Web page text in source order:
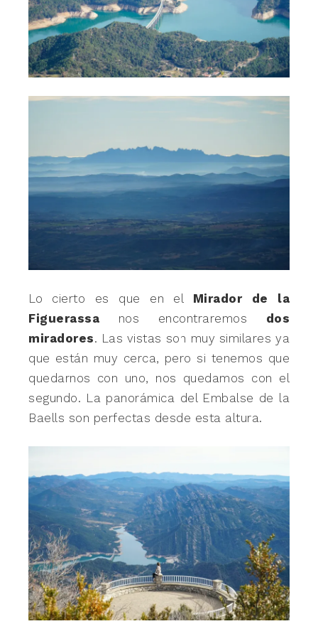
Lo cierto es que en el Mirador de la
Figuerassa nos encontraremos dos
miradores. Las vistas son muy similares ya
que están muy cerca, pero si tenemos que
quedarnos con uno, nos quedamos con el
segundo. La panorámica del Embalse de la
Baells son perfectas desde esta altura.